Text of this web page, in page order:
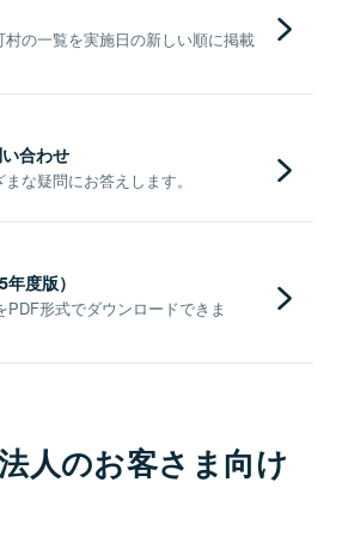
の一覧を実施日の新しい順に掲載
合わせ
な疑問にお答えします。
度版）
形式でダウンロードできま
人のお客さま向け